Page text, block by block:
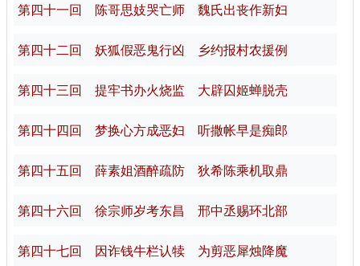
第四十一回 陈哥思妓哭亡师 魏氏出丧作新妇
第四十二回 妖狐假恶鬼行凶 乡约报村农援例
第四十三回 提牢书办火烧监 大辟囚姬蝉脱壳
第四十四回 梦换心方成恶妇 听撒帐早是痴郎
第四十五回 薛素姐酒醉疏防 狄希陈乘机取鼎
第四十六回 徐宗师岁考东昌 邢中丞赐环北部
第四十七回 因诈钱牛栏认犊 为剪恶犀烛降魔